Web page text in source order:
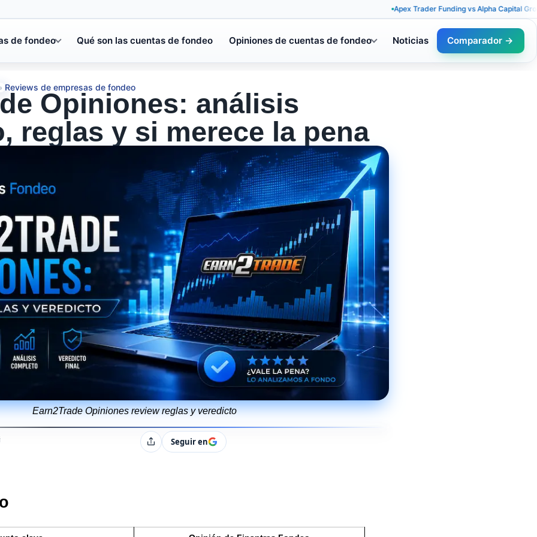
Apex Trader Funding vs Alpha Capital Group:
de fondeo Qué son las cuentas de fondeo Opiniones de cuentas de fondeo Noticias Comparador →
Reviews de empresas de fondeo
Opiniones: análisis
reglas y si merece la pena
Earn2Trade Opiniones review reglas y veredicto
CompartirSeguir en